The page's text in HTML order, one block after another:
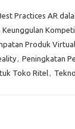
Practices AR
Keunggulan
Produk Virtual
, Peningkatan
Toko Ritel,